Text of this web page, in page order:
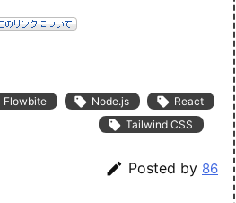
Flowbite  Node.js  React
 Tailwind CSS
 Posted by 86